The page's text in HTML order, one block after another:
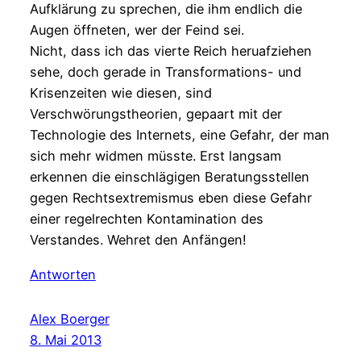
Aufklärung zu sprechen, die ihm endlich die
Augen öffneten, wer der Feind sei.
Nicht, dass ich das vierte Reich heruafziehen
sehe, doch gerade in Transformations- und
Krisenzeiten wie diesen, sind
Verschwörungstheorien, gepaart mit der
Technologie des Internets, eine Gefahr, der man
sich mehr widmen müsste. Erst langsam
erkennen die einschlägigen Beratungsstellen
gegen Rechtsextremismus eben diese Gefahr
einer regelrechten Kontamination des
Verstandes. Wehret den Anfängen!
Antworten
Alex Boerger
8. Mai 2013